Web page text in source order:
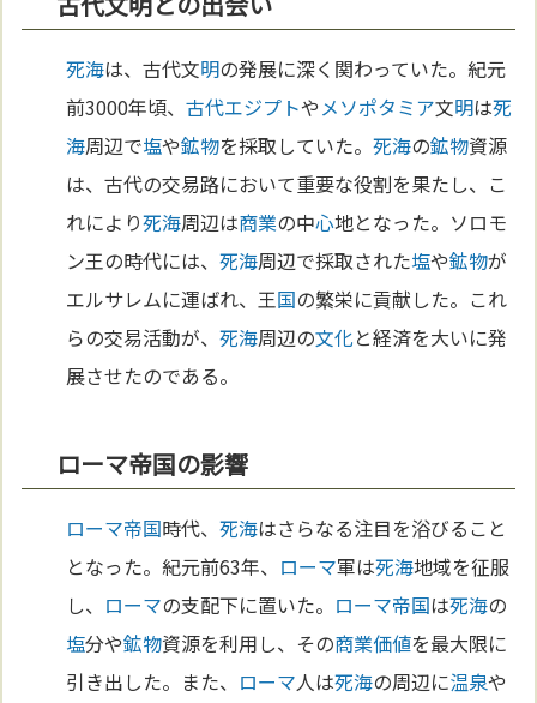
死海は、古代文明の発展に深く関わっていた。紀元
前3000年頃、古代エジプトやメソポタミア文明は死
海周辺で塩や鉱物を採取していた。死海の鉱物資源
は、古代の交易路において重要な役割を果たし、こ
れにより死海周辺は商業の中心地となった。ソロモ
ン王の時代には、死海周辺で採取された塩や鉱物が
エルサレムに運ばれ、王国の繁栄に貢献した。これ
らの交易活動が、死海周辺の文化と経済を大いに発
展させたのである。
ローマ帝国の影響
ローマ帝国時代、死海はさらなる注目を浴びること
となった。紀元前63年、 ローマ軍は死海地域を征服
し、 ローマの支配下に置いた。 ローマ帝国は死海の
塩分や鉱物資源を利用し、その商業価値を最大限に
引き出した。また、 ローマ人は死海の周辺に温泉や